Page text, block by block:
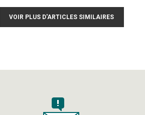
VOIR PLUS D'ARTICLES SIMILAIRES